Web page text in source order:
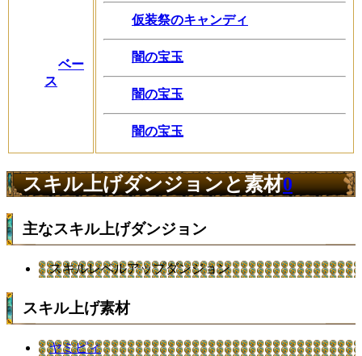
ベー
ス
仮装祭のキャンディ
闇の宝玉
闇の宝玉
闇の宝玉
スキル上げダンジョンと素材0
主なスキル上げダンジョン
スキルレベルアップダンジョン
スキル上げ素材
ヤミピィ